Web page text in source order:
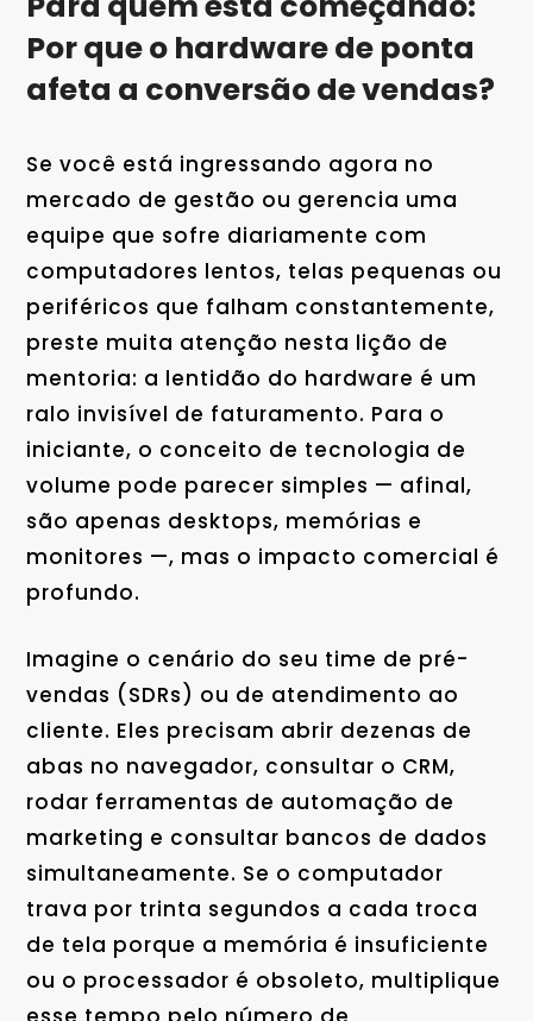
Por que o hardware de ponta
afeta a conversão de vendas?
Se você está ingressando agora no
mercado de gestão ou gerencia uma
equipe que sofre diariamente com
computadores lentos, telas pequenas ou
periféricos que falham constantemente,
preste muita atenção nesta lição de
mentoria: a lentidão do hardware é um
ralo invisível de faturamento. Para o
iniciante, o conceito de tecnologia de
volume pode parecer simples — afinal,
são apenas desktops, memórias e
monitores —, mas o impacto comercial é
profundo.
Imagine o cenário do seu time de pré-
vendas (SDRs) ou de atendimento ao
cliente. Eles precisam abrir dezenas de
abas no navegador, consultar o CRM,
rodar ferramentas de automação de
marketing e consultar bancos de dados
simultaneamente. Se o computador
trava por trinta segundos a cada troca
de tela porque a memória é insuficiente
ou o processador é obsoleto, multiplique